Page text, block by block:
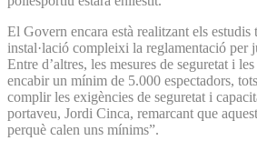
El Govern encara està realitzant els estudis
instal·lació compleixi la reglamentació per
Entre d’altres, les mesures de seguretat i
encabir un mínim de 5.000 espectadors,
complir les exigències de seguretat i
portaveu, Jordi Cinca, remarcant que
perquè calen uns mínims”.